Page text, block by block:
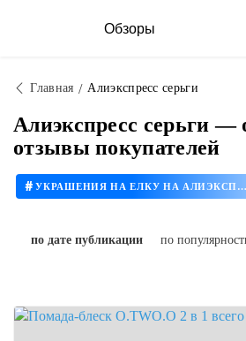
Обзоры
Главная Алиэкспресс серьги
Алиэкспресс серьги —
отзывы покупателей
# УКРАШЕНИЯ НА ЕЛКУ НА АЛИЭКСПРЕСС
по дате публикации по